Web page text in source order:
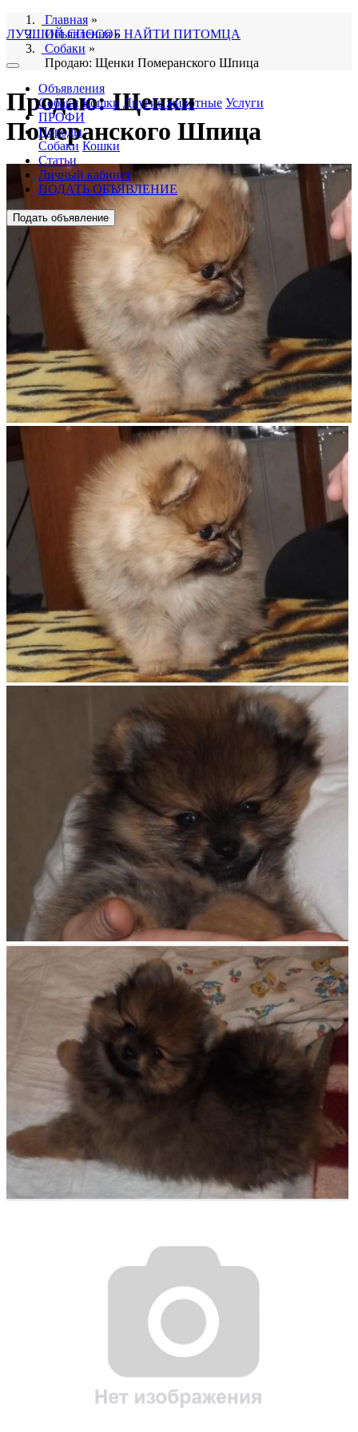
ЛУЧШИЙ СПОСОБ НАЙТИ ПИТОМЦА
Объявления
Собаки Кошки Другие животные Услуги
ПРОФИ
Породы
Собаки Кошки
Статьи
Личный кабинет
ПОДАТЬ ОБЪЯВЛЕНИЕ
Подать объявление
Главная »
Объявления»
Собаки »
Продаю: Щенки Померанского Шпица
Продаю: Щенки
Померанского Шпица